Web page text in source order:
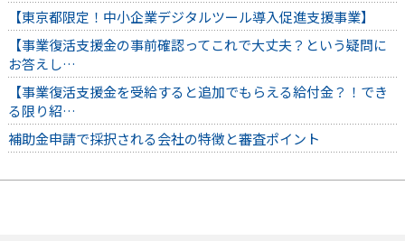
【東京都限定！中小企業デジタルツール導入促進支援事業】
【事業復活支援金の事前確認ってこれで大丈夫？という疑問に
お答えし…
【事業復活支援金を受給すると追加でもらえる給付金？！でき
る限り紹…
補助金申請で採択される会社の特徴と審査ポイント